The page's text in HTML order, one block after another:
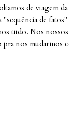
de viagem
de
tudo. Nos
pra nos mudarmos